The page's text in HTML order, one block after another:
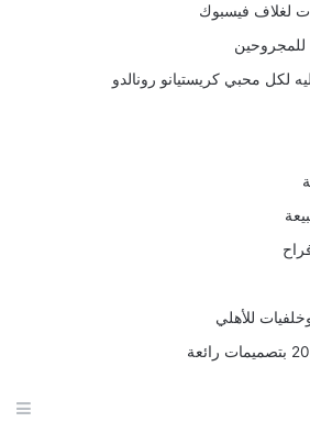
لغلاف فيسبوك
لكل محبي كريستيانو رونالدو
للأهلي